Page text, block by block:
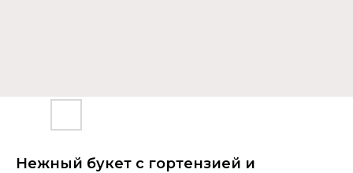
Нежный букет с гортензией и